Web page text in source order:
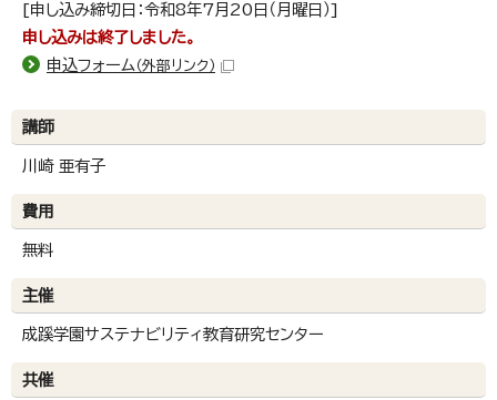
[申し込み締切日：令和8年7月20日（月曜日）]
申し込みは終了しました。
申込フォーム （外部リンク）
講師
川崎 亜有子
費用
無料
主催
成蹊学園サステナビリティ教育研究センター
共催